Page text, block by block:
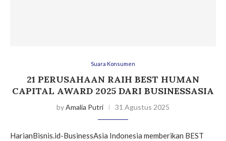
Suara Konsumen
21 PERUSAHAAN RAIH BEST HUMAN
CAPITAL AWARD 2025 DARI BUSINESSASIA
byAmalia Putri 31 Agustus 2025
HarianBisnis.id-BusinessAsia Indonesia memberikan BEST